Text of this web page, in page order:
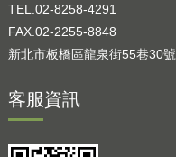
TEL.02-8258-4291
FAX.02-2255-8848
新北市板橋區龍泉街55巷30號
客服資訊